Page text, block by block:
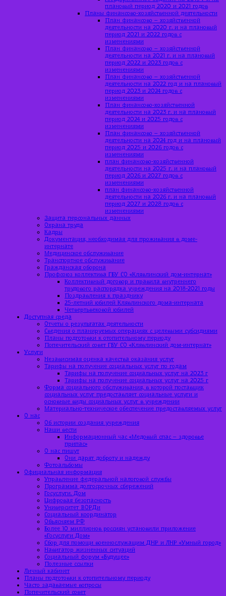
плановый период 2020 и 2021 годов
Планы финансово-хозяйственной деятельности
План финансово – хозяйственной
деятельности на 2020 г. и на плановый
период 2021 и 2022 годов с
изменениями
План финансово – хозяйственной
деятельности на 2021 г. и на плановый
период 2022 и 2023 годов с
изменениями
План финансово – хозяйственной
деятельности на 2022 год и на плановый
период 2023 и 2024 годов с
изменениями
План финансово-хозяйственной
деятельности на 2023 г. и на плановый
период 2024 и 2025 годов с
изменениями
План финансово – хозяйственной
деятельности на 2024 год и на плановый
период 2025 и 2026 годов с
изменениями
план финансово-хозяйственной
деятельности на 2025 г. и на плановый
период 2026 и 2027 годов с
изменениями
план финансово-хозяйственной
деятельности на 2026 г. и на плановый
период 2027 и 2028 годов с
изменениями
Защита персональных данных
Охрана труда
Кадры
Документация, необходимая для проживания в доме-
интернате
Медицинское обслуживание
Транспортное обслуживание
Гражданская оборона
Профсоюз коллектива ГБУ СО «Клявлинский дом-интернат»
Коллективный договор и правила внутреннего
трудового распорядка учреждения на 2018-2021 годы
Поздравления к празднику
25-летний юбилей Клявлинского дома-интерната
Четвертьвековой юбилей
Доступная среда
Отчеты о результатах деятельности
Сведения о планируемых операциях с целевыми субсидиями
Планы подготовки к отопительному периоду
Попечительский совет ГБУ СО «Клявлинский дом-интернат»
Услуги
Независимая оценка качества оказания услуг
Тарифы на получение социальных услуг по годам
Тарифы на получение социальных услуг на 2023 г
Тарифы на получение социальных услуг на 2025 г
Форма социального обслуживания, в которой поставщик
социальных услуг предоставляет социальные услуги и
основные виды социальных услуг в учреждении
Материально-техническое обеспечение предоставляемых услуг
О нас
Об истории создания учреждения
Наши вести
Информационный час «Медовый спас – здоровье
припас»
О нас пишут
Они дарят доброту и надежду
Фотоальбомы
Официальная информация
Управление федеральной налоговой службы
Программа долгосрочных сбережений
Госуслуги. Дом
Цифровая безопасность
Университет ВОРДи
Социальный координатор
Объясняем РФ
Более 10 миллионов россиян установили приложение
«Госуслуги Дом»
Сбор для помощи военнослужащим ДНР и ЛНР «Умный город»
Навигатор жизненных ситуаций
Социальный форум «Будущее»
Полезные ссылки
Личный кабинет
Планы подготовки к отопительному периоду
Часто задаваемые вопросы
Попечительский совет